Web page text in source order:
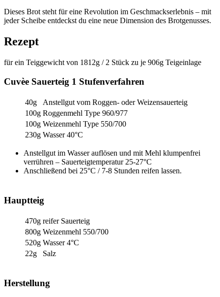
Dieses Brot steht für eine Revolution im Geschmackserlebnis – mit
jeder Scheibe entdeckst du eine neue Dimension des Brotgenusses.
Rezept
für ein Teiggewicht von 1812g / 2 Stück zu je 906g Teigeinlage
Cuvèe Sauerteig 1 Stufenverfahren
40g
Anstellgut vom Roggen- oder Weizensauerteig
100g Roggenmehl Type 960/977
100g Weizenmehl Type 550/700
230g Wasser 40°C
Anstellgut im Wasser auflösen und mit Mehl klumpenfrei
verrühren – Sauerteigtemperatur 25-27°C
Anschließend bei 25°C / 7-8 Stunden reifen lassen.
Hauptteig
470g reifer Sauerteig
800g Weizenmehl 550/700
520g Wasser 4°C
22g
Salz
Herstellung